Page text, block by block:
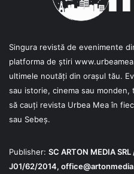
Singura revistă de evenimente
platforma de știri
ultimele noutăți din orașul tău.
sau istorie, cinema sau
să cauți revista Urbea Mea în
sau Sebeș.
Publisher: SC ARTON MEDIA
J01/62/2014,